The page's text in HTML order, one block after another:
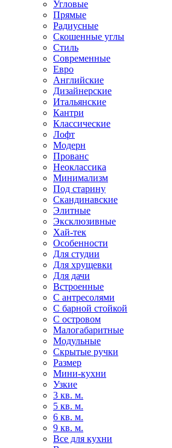
Угловые
Прямые
Радиусные
Скошенные углы
Стиль
Современные
Евро
Английские
Дизайнерские
Итальянские
Кантри
Классические
Лофт
Модерн
Прованс
Неоклассика
Минимализм
Под старину
Скандинавские
Элитные
Эксклюзивные
Хай-тек
Особенности
Для студии
Для хрущевки
Для дачи
Встроенные
С антресолями
С барной стойкой
С островом
Малогабаритные
Модульные
Скрытые ручки
Размер
Мини-кухни
Узкие
3 кв. м.
5 кв. м.
6 кв. м.
9 кв. м.
Все для кухни